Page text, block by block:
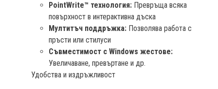
PointWrite™ технология: Превръща всяка
повърхност в интерактивна дъска
Мултитъч поддръжка: Позволява работа с
пръсти или стилуси
Съвместимост с Windows жестове:
Увеличаване, превъртане и др.
Удобства и издръжливост